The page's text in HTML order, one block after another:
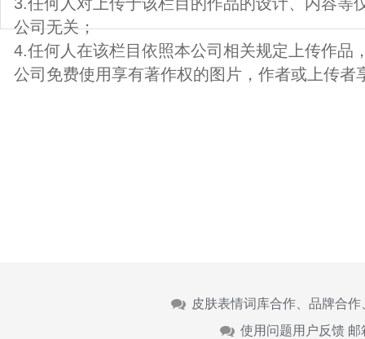
公司无关；
4.任何人在该栏目依照本公司相关规定上传作品
公司免费使用享有著作权的图片，作者或上传者
皮肤表情词库合作、品牌合
使用问题用户反馈 邮